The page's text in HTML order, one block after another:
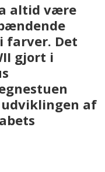
altid være
farver. Det
gjort i
udviklingen af